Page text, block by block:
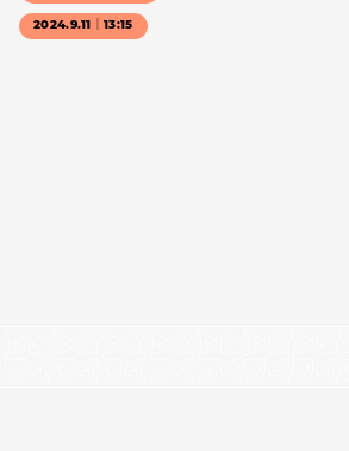
2024.9.11｜13:15